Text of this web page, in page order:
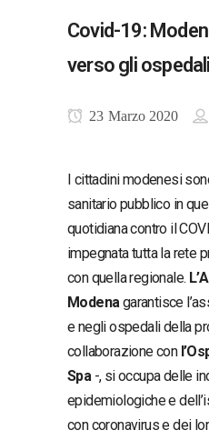
Covid-19:
verso gli ospedali
23 Marzo 2020
I cittadini modenesi
sanitario pubblico in
quotidiana contro il
impegnata tutta la rete
con quella regionale.
Modenagarantisce
e negli ospedali della
collaborazione con
Spa-, si occupa delle
epidemiologiche e
con coronavirus e dei